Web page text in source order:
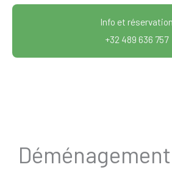
Info et réservation
+32 489 636 757
Déménagement